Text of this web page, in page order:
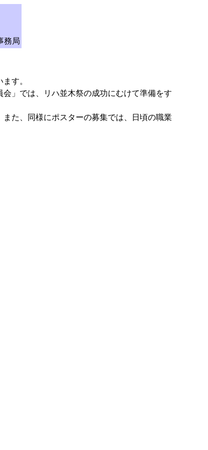
務局
す。
」では、リハ並木祭の成功にむけて準備をす
た、同様にポスターの募集では、日頃の職業